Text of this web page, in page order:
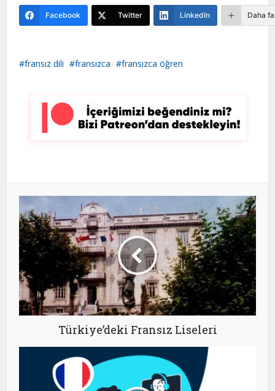
Facebook Twitter LinkedIn Daha
fransız dili fransızca fransızca öğren
Türkiye’deki Fransız Liseleri